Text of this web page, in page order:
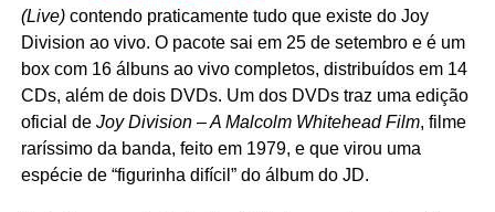
(Live)contendo praticamente tudo que existe do Joy
Division ao vivo. O pacote sai em 25 de setembro e é um
box com 16 álbuns ao vivo completos, distribuídos em 14
CDs, além de dois DVDs. Um dos DVDs traz uma edição
oficial de Joy Division – A Malcolm Whitehead Film, filme
raríssimo da banda, feito em 1979, e que virou uma
espécie de “figurinha difícil” do álbum do JD.